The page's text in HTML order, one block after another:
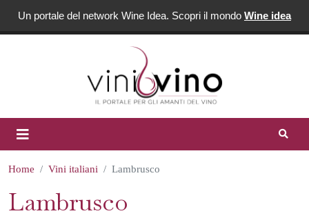
Un portale del network Wine Idea. Scopri il mondo Wine idea
Home Vini italiani Lambrusco
Lambrusco